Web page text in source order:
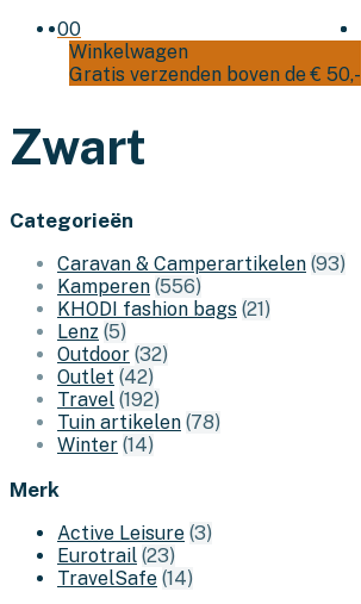
00
Winkelwagen
Gratis verzenden boven de € 50,-
Zwart
Categorieën
Caravan & Camperartikelen (93)
Kamperen (556)
KHODI fashion bags (21)
Lenz (5)
Outdoor (32)
Outlet (42)
Travel (192)
Tuin artikelen (78)
Winter (14)
Merk
Active Leisure (3)
Eurotrail (23)
TravelSafe (14)